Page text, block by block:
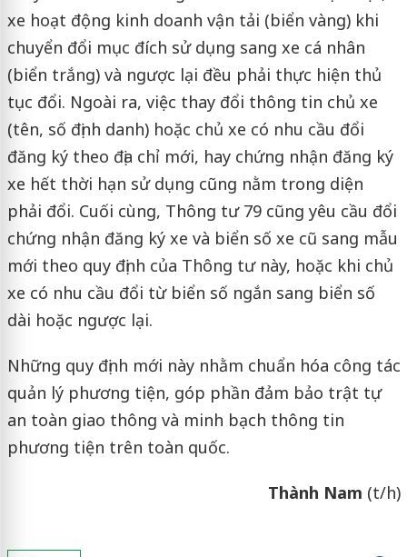
xe hoạt động kinh doanh vận tải (biển vàng) khi
chuyển đổi mục đích sử dụng sang xe cá nhân
(biển trắng) và ngược lại đều phải thực hiện thủ
tục đổi. Ngoài ra, việc thay đổi thông tin chủ xe
(tên, số định danh) hoặc chủ xe có nhu cầu đổi
đăng ký theo địa chỉ mới, hay chứng nhận đăng ký
xe hết thời hạn sử dụng cũng nằm trong diện
phải đổi. Cuối cùng, Thông tư 79 cũng yêu cầu đổi
chứng nhận đăng ký xe và biển số xe cũ sang mẫu
mới theo quy định của Thông tư này, hoặc khi chủ
xe có nhu cầu đổi từ biển số ngắn sang biển số
dài hoặc ngược lại.
Những quy định mới này nhằm chuẩn hóa công tác
quản lý phương tiện, góp phần đảm bảo trật tự
an toàn giao thông và minh bạch thông tin
phương tiện trên toàn quốc.
Thành Nam (t/h)